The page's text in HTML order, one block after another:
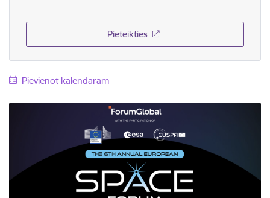
Pieteikties
Pievienot kalendāram